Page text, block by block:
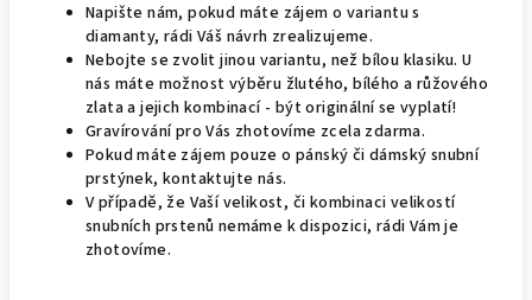
Napište nám, pokud máte zájem o variantu s
diamanty, rádi Váš návrh zrealizujeme.
Nebojte se zvolit jinou variantu, než bílou klasiku. U
nás máte možnost výběru žlutého, bílého a růžového
zlata a jejich kombinací - být originální se vyplatí!
Gravírování pro Vás zhotovíme zcela zdarma.
Pokud máte zájem pouze o pánský či dámský snubní
prstýnek, kontaktujte nás.
V případě, že Vaší velikost, či kombinaci velikostí
snubních prstenů nemáme k dispozici, rádi Vám je
zhotovíme.